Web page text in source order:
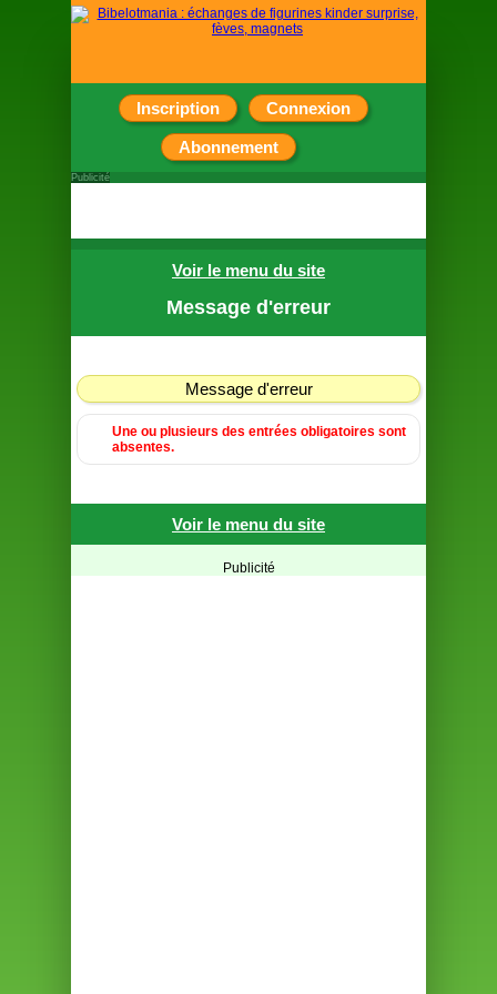
Inscription Connexion
Abonnement
Voir le menu du site
Message d'erreur
Message d'erreur
Une ou plusieurs des entrées obligatoires sont
absentes.
Voir le menu du site
Publicité
Publicité